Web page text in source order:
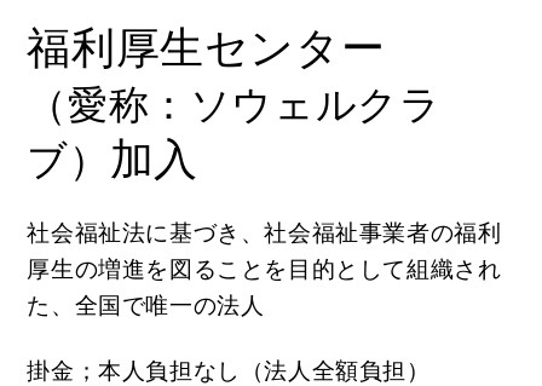
福利厚生センター
（愛称：ソウェルクラ
ブ） 加入
社会福祉法に基づき、社会福祉事業者の福利
厚生の増進を図ることを目的として組織され
た、全国で唯一の法人
掛金；本人負担なし（法人全額負担）